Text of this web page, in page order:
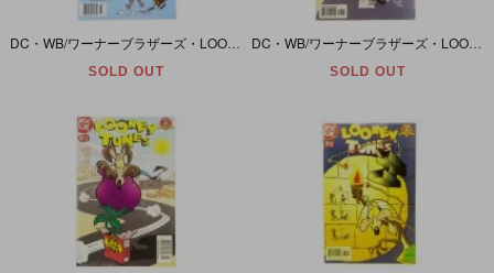
DC・WB/ワーナーブラザーズ・LOONEY TUNES/ルーニーテューンズ #50
SOLD OUT SOLD OUT